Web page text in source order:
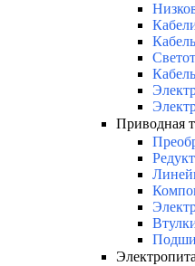
Приводная